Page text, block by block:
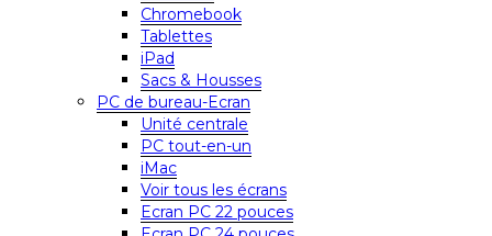
Chromebook
Tablettes
iPad
Sacs & Housses
PC de bureau-Ecran
Unité centrale
PC tout-en-un
iMac
Voir tous les écrans
Ecran PC 22 pouces